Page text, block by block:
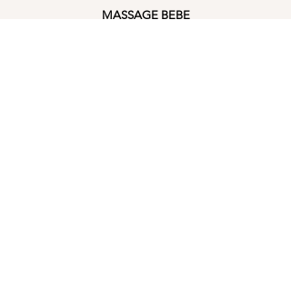
MASSAGE BEBE